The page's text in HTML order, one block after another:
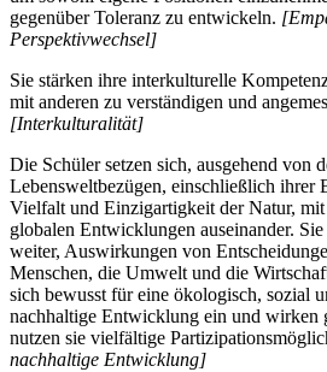
gegenüber Toleranz zu entwickeln.
Perspektivwechsel]
Sie stärken ihre interkulturelle
mit anderen zu verständigen und
[Interkulturalität]
Die Schüler setzen sich, ausgehend von
Lebensweltbezügen, einschließlich ihrer
Vielfalt und Einzigartigkeit der Natur,
globalen Entwicklungen auseinander.
weiter, Auswirkungen von
Menschen, die Umwelt und die
sich bewusst für eine ökologisch, sozial
nachhaltige Entwicklung ein und wirken
nutzen sie vielfältige
nachhaltige Entwicklung]